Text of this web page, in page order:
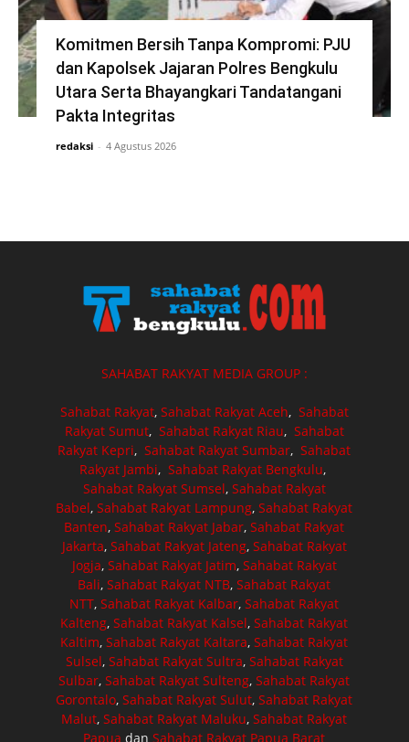
Komitmen Bersih Tanpa Kompromi: PJU
dan Kapolsek Jajaran Polres Bengkulu
Utara Serta Bhayangkari Tandatangani
Pakta Integritas
redaksi - 4 Agustus 2026
SAHABAT RAKYAT MEDIA GROUP :
Sahabat Rakyat, Sahabat Rakyat Aceh, Sahabat
Rakyat Sumut, Sahabat Rakyat Riau, Sahabat
Rakyat Kepri,Sahabat Rakyat Sumbar,Sahabat
Rakyat Jambi, Sahabat Rakyat Bengkulu,
Sahabat Rakyat Sumsel, Sahabat Rakyat
Babel,Sahabat Rakyat Lampung,Sahabat Rakyat
Banten,Sahabat Rakyat Jabar,Sahabat Rakyat
Jakarta, Sahabat Rakyat Jateng, Sahabat Rakyat
Jogja, Sahabat Rakyat Jatim, Sahabat Rakyat
Bali,Sahabat Rakyat NTB,Sahabat Rakyat
NTT,Sahabat Rakyat Kalbar,Sahabat Rakyat
Kalteng,Sahabat Rakyat Kalsel,Sahabat Rakyat
Kaltim,Sahabat Rakyat Kaltara,Sahabat Rakyat
Sulsel, Sahabat Rakyat Sultra, Sahabat Rakyat
Sulbar,Sahabat Rakyat Sulteng,Sahabat Rakyat
Gorontalo,Sahabat Rakyat Sulut,Sahabat Rakyat
Malut,Sahabat Rakyat Maluku,Sahabat Rakyat
Papua danSahabat Rakyat Papua Barat